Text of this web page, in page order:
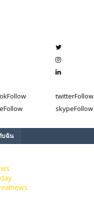
Follow twitterFollow
Follow skypeFollow
บฉัน